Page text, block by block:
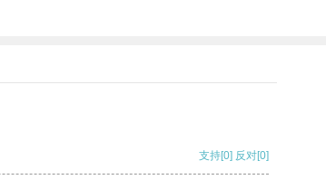
支持[0] 反对[0]